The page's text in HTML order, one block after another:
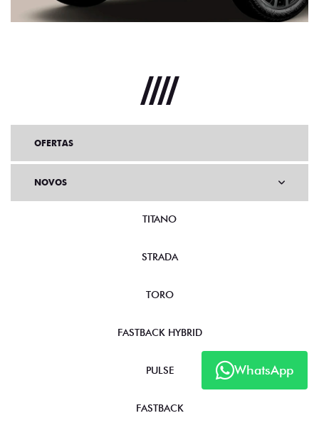
WhatsApp
OFERTAS
NOVOS
TITANO
STRADA
TORO
FASTBACK HYBRID
PULSE
FASTBACK